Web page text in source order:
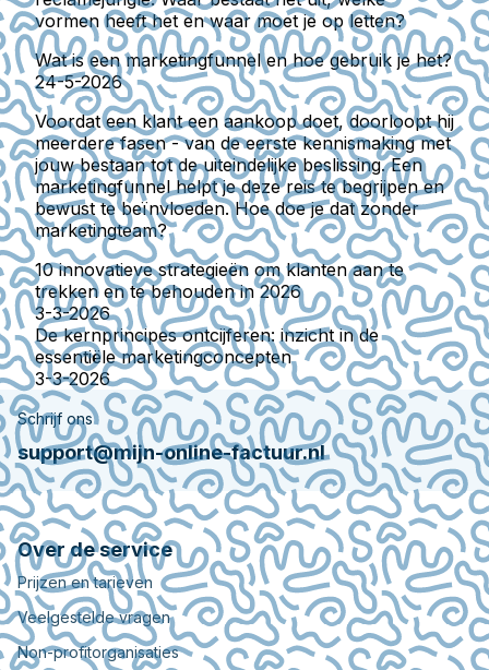
vormen heeft het en waar moet je op letten?
Wat is een marketingfunnel en hoe gebruik je het?
24-5-2026
Voordat een klant een aankoop doet, doorloopt hij
meerdere fasen - van de eerste kennismaking met
jouw bestaan tot de uiteindelijke beslissing. Een
marketingfunnel helpt je deze reis te begrijpen en
bewust te beïnvloeden. Hoe doe je dat zonder
marketingteam?
10 innovatieve strategieën om klanten aan te
trekken en te behouden in 2026
3-3-2026
De kernprincipes ontcijferen: inzicht in de
essentiële marketingconcepten
3-3-2026
Schrijf ons
support@mijn-online-factuur.nl
Over de service
Prijzen en tarieven
Veelgestelde vragen
Non-profitorganisaties